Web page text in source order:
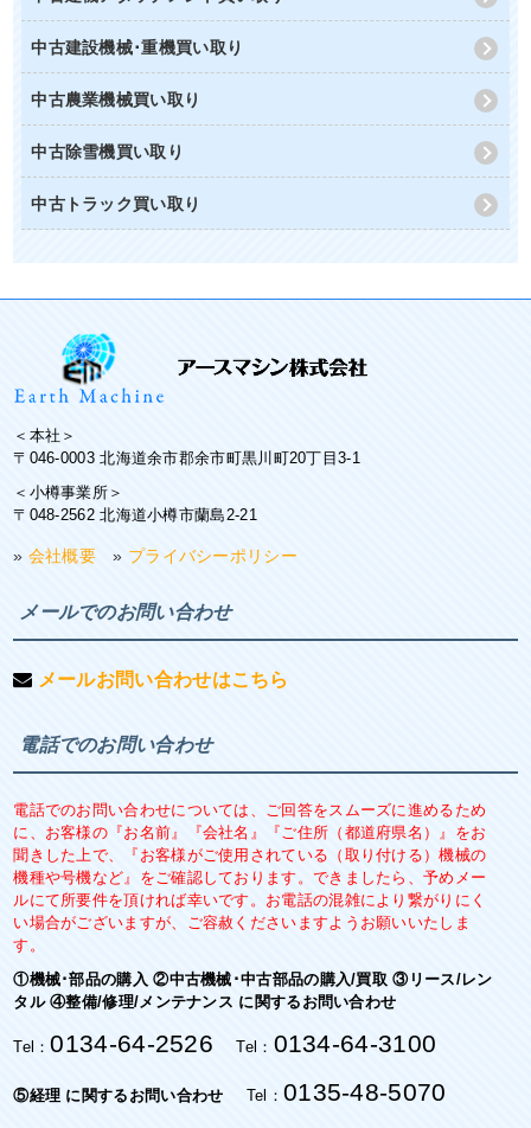
中古建設機械･重機買い取り
中古農業機械買い取り
中古除雪機買い取り
中古トラック買い取り
＜本社＞
〒046-0003 北海道余市郡余市町黒川町20丁目3-1
＜小樽事業所＞
〒048-2562 北海道小樽市蘭島2-21
» 会社概要 » プライバシーポリシー
メールでのお問い合わせ
メールお問い合わせはこちら
電話でのお問い合わせ
電話でのお問い合わせについては、ご回答をスムーズに進めるため
に、お客様の『お名前』『会社名』『ご住所（都道府県名）』をお
聞きした上で、『お客様がご使用されている（取り付ける）機械の
機種や号機など』をご確認しております。できましたら、予めメー
ルにて所要件を頂ければ幸いです。お電話の混雑により繋がりにく
い場合がございますが、ご容赦くださいますようお願いいたしま
す。
①機械･部品の購入 ②中古機械･中古部品の購入/買取 ③リース/レン
タル ④整備/修理/メンテナンス に関するお問い合わせ
Tel：0134-64-2526 Tel： 0134-64-3100
⑤経理 に関するお問い合わせ Tel： 0135-48-5070